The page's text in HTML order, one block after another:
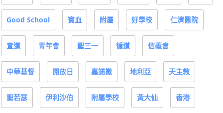
Good School 寶血 附屬 好學校 仁濟醫院
宣道 青年會 聖三一 循道 信義會
中華基督 開放日 嘉諾撒 地利亞 天主教
聖若瑟 伊利沙伯 附屬學校 黃大仙 香港